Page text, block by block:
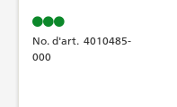
No. d'art. 4010485-
000